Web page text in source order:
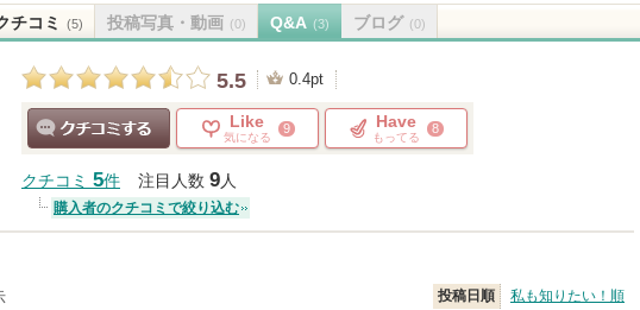
チコミ (5) 投稿写真・動画 (0) Q&A (3) ブログ (0)
5.5 0.4pt
Like
気になる
9 Have
もってる
8
クチコミ 5件 注目人数 9人
購入者のクチコミで絞り込む
投稿日順 私も知りたい！順